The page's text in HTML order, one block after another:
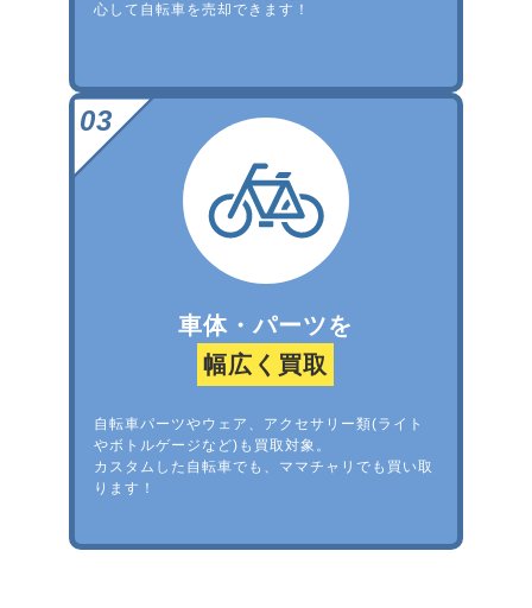
心して自転車を売却できます！
車体・パーツを
幅広く買取
自転車パーツやウェア、アクセサリー類(ライト
やボトルゲージなど)も買取対象。
カスタムした自転車でも、ママチャリでも買い取
ります！